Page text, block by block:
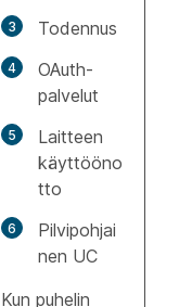
Todennus
OAuth-
palvelut
Laitteen
käyttööno
tto
Pilvipohjai
nen UC
Kun puhelin